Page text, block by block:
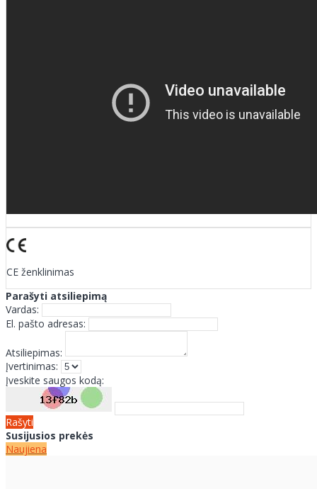
CE ženklinimas
Parašyti atsiliepimą
Vardas:
El. pašto adresas:
Atsiliepimas:
Įvertinimas:
Įveskite saugos kodą:
Rašyti
Susijusios prekės
Naujiena